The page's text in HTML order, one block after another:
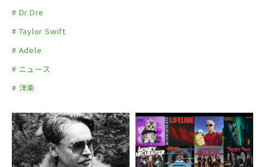
# Dr.Dre
# Taylor Swift
# Adele
# ニュース
# 洋楽